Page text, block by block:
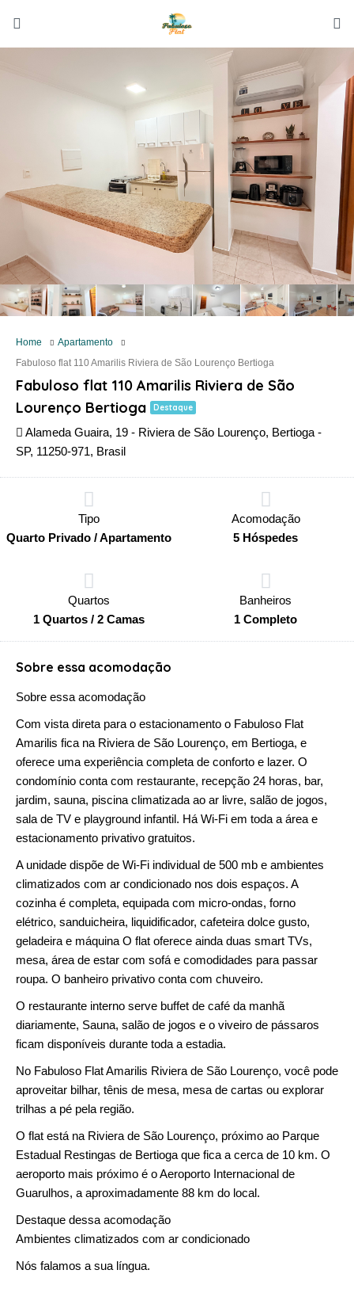
Home
Apartamento
Fabuloso flat 110 Amarilis Riviera de São Lourenço Bertioga
Fabuloso flat 110 Amarilis Riviera de São
Lourenço Bertioga
Destaque
Alameda Guaira, 19 - Riviera de São Lourenço, Bertioga -
SP, 11250-971, Brasil
Tipo
Quarto Privado / Apartamento
Acomodação
5 Hóspedes
Quartos
1 Quartos / 2 Camas
Banheiros
1 Completo
Sobre essa acomodação
Sobre essa acomodação
Com vista direta para o estacionamento o Fabuloso Flat
Amarilis fica na Riviera de São Lourenço, em Bertioga, e
oferece uma experiência completa de conforto e lazer. O
condomínio conta com restaurante, recepção 24 horas, bar,
jardim, sauna, piscina climatizada ao ar livre, salão de jogos,
sala de TV e playground infantil. Há Wi-Fi em toda a área e
estacionamento privativo gratuitos.
A unidade dispõe de Wi-Fi individual de 500 mb e ambientes
climatizados com ar condicionado nos dois espaços. A
cozinha é completa, equipada com micro-ondas, forno
elétrico, sanduicheira, liquidificador, cafeteira dolce gusto,
geladeira e máquina O flat oferece ainda duas smart TVs,
mesa, área de estar com sofá e comodidades para passar
roupa. O banheiro privativo conta com chuveiro.
O restaurante interno serve buffet de café da manhã
diariamente, Sauna, salão de jogos e o viveiro de pássaros
ficam disponíveis durante toda a estadia.
No Fabuloso Flat Amarilis Riviera de São Lourenço, você pode
aproveitar bilhar, tênis de mesa, mesa de cartas ou explorar
trilhas a pé pela região.
O flat está na Riviera de São Lourenço, próximo ao Parque
Estadual Restingas de Bertioga que fica a cerca de 10 km. O
aeroporto mais próximo é o Aeroporto Internacional de
Guarulhos, a aproximadamente 88 km do local.
Destaque dessa acomodação
Ambientes climatizados com ar condicionado
Nós falamos a sua língua.